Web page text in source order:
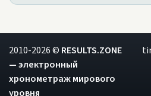
2010-2026 © RESULTS.ZONE
— электронный
хронометраж мирового
уровня